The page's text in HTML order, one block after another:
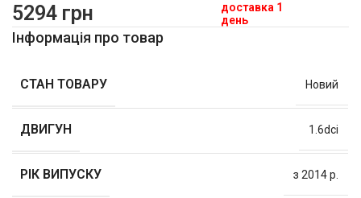
5294 грн
доставка 1
день
Інформація про товар
СТАН ТОВАРУ Новий
ДВИГУН 1.6dci
РІК ВИПУСКУ з 2014 р.